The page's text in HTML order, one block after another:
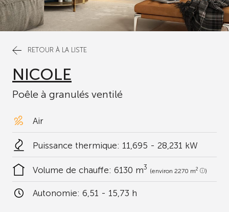
RETOUR À LA LISTE
NICOLE
Poêle à granulés ventilé
Air
Puissance thermique: 11,695 - 28,231 kW
Volume de chauffe: 6130 m3 (environ 2270 m2 )
Autonomie: 6,51 - 15,73 h